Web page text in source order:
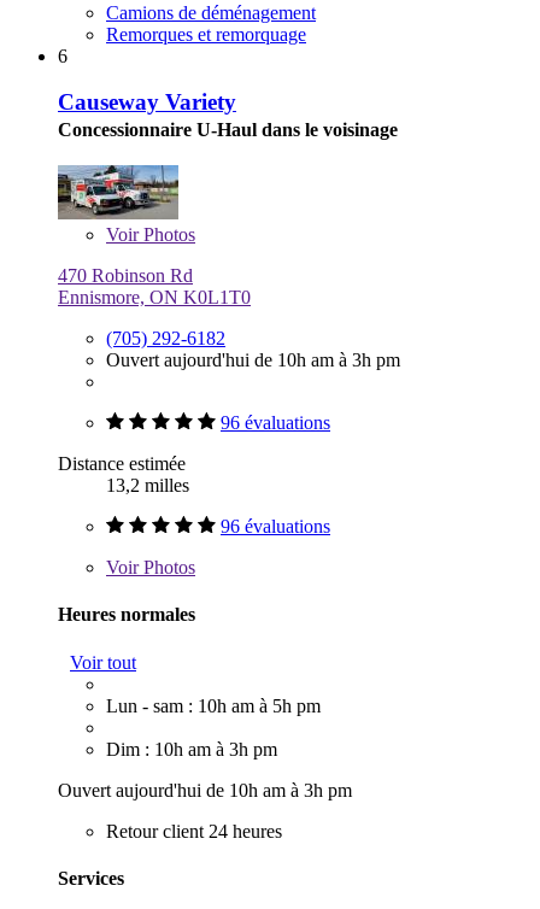
Camions de déménagement
Remorques et remorquage
6
Causeway Variety
Concessionnaire U-Haul dans le voisinage
VoirPhotos
470 Robinson Rd
Ennismore, ON K0L1T0
(705) 292-6182
Ouvert aujourd'hui de 10h am à 3h pm
96 évaluations
Distance estimée
13,2 milles
96 évaluations
VoirPhotos
Heures normales
Voir tout
Lun - sam : 10h am à 5h pm
Dim : 10h am à 3h pm
Ouvert aujourd'hui de 10h am à 3h pm
Retour client 24 heures
Services